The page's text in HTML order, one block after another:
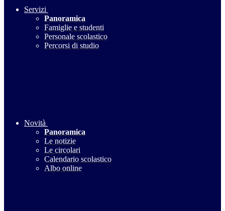
Servizi
Panoramica
Famiglie e studenti
Personale scolastico
Percorsi di studio
Novità
Panoramica
Le notizie
Le circolari
Calendario scolastico
Albo online